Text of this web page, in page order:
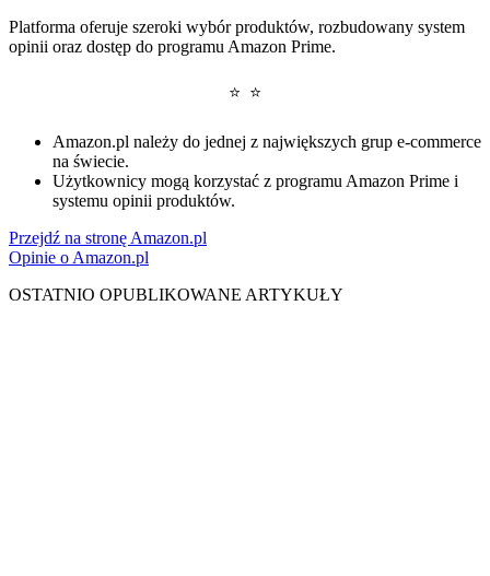
Platforma oferuje szeroki wybór produktów, rozbudowany system
opinii oraz dostęp do programu Amazon Prime.
⭐ ⭐
Amazon.pl należy do jednej z największych grup e-commerce
na świecie.
Użytkownicy mogą korzystać z programu Amazon Prime i
systemu opinii produktów.
Przejdź na stronę Amazon.pl
Opinie o Amazon.pl
OSTATNIO OPUBLIKOWANE ARTYKUŁY